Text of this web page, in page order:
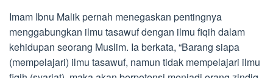
Imam Ibnu Malik pernah menegaskan pentingnya
menggabungkan ilmu tasawuf dengan ilmu fiqih dalam
kehidupan seorang Muslim. Ia berkata, “Barang siapa
(mempelajari) ilmu tasawuf, namun tidak mempelajari ilmu